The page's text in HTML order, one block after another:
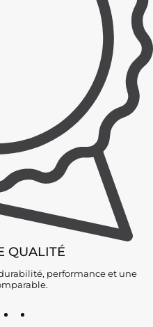
QUALITÉ
performance et une